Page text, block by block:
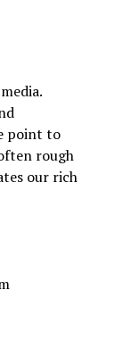
point to
rough
our rich